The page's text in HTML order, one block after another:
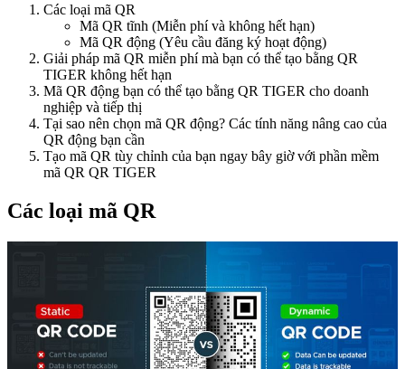
Các loại mã QR
Mã QR tĩnh (Miễn phí và không hết hạn)
Mã QR động (Yêu cầu đăng ký hoạt động)
Giải pháp mã QR miễn phí mà bạn có thể tạo bằng QR
TIGER không hết hạn
Mã QR động bạn có thể tạo bằng QR TIGER cho doanh
nghiệp và tiếp thị
Tại sao nên chọn mã QR động? Các tính năng nâng cao của
QR động bạn cần
Tạo mã QR tùy chỉnh của bạn ngay bây giờ với phần mềm
mã QR QR TIGER
Các loại mã QR